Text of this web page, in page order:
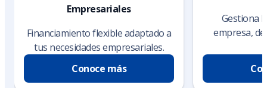
Empresariales
Financiamiento flexible adaptado a
tus necesidades empresariales.
Conoce más
Gestiona
empresa,